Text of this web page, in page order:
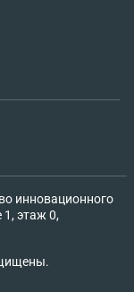
инновационного
этаж 0,